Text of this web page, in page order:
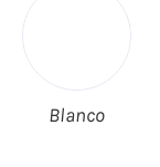
Blanco